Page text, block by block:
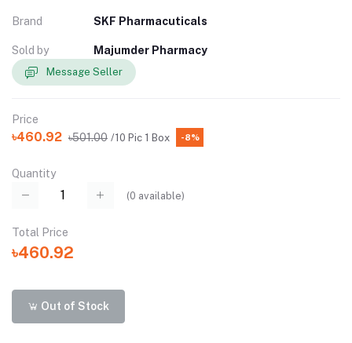
Brand SKF Pharmacuticals
Sold by Majumder Pharmacy
Message Seller
Price
৳460.92 ৳501.00 /10 Pic 1 Box -8%
Quantity
(0 available)
Total Price
৳460.92
Out of Stock